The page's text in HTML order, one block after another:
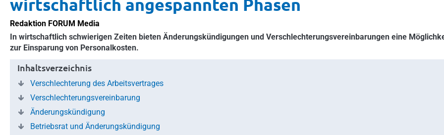
Redaktion FORUM Media
In wirtschaftlich schwierigen Zeiten bieten Änderungskündigungen und Verschlechterungsvereinbarungen eine
zur Einsparung von Personalkosten.
Inhaltsverzeichnis
Verschlechterung des Arbeitsvertrages
Verschlechterungsvereinbarung
Änderungskündigung
Betriebsrat und Änderungskündigung